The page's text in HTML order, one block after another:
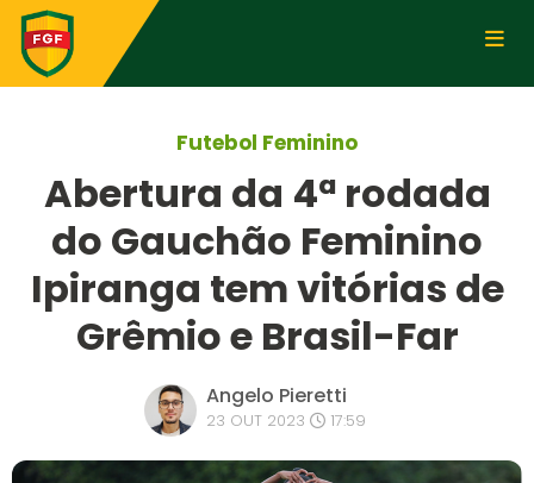
Futebol Feminino
Abertura da 4ª rodada
do Gauchão Feminino
Ipiranga tem vitórias de
Grêmio e Brasil-Far
Angelo Pieretti
23 OUT 2023 17:59